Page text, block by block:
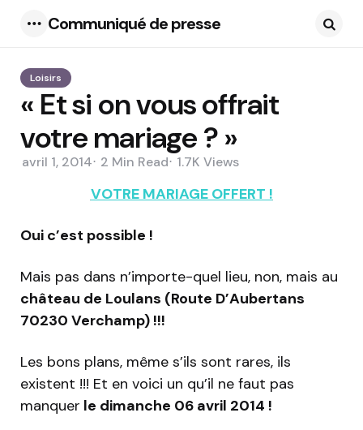
Communiqué de presse
Loisirs
« Et si on vous offrait
votre mariage ? »
avril 1, 2014 2 Min Read 1.7K Views
VOTRE MARIAGE OFFERT !
Oui c’est possible !
Mais pas dans n’importe-quel lieu, non, mais au
château de Loulans (Route D’Aubertans
70230 Verchamp) !!!
Les bons plans, même s’ils sont rares, ils
existent !!! Et en voici un qu’il ne faut pas
manquer le dimanche 06 avril 2014 !